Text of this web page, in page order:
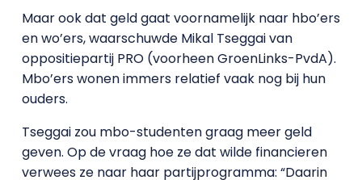
Maar ook dat geld gaat voornamelijk naar hbo’ers
en wo’ers, waarschuwde Mikal Tseggai van
oppositiepartij PRO (voorheen GroenLinks-PvdA).
Mbo’ers wonen immers relatief vaak nog bij hun
ouders.
Tseggai zou mbo-studenten graag meer geld
geven. Op de vraag hoe ze dat wilde financieren
verwees ze naar haar partijprogramma: “Daarin